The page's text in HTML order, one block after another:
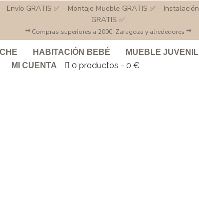
– Envío GRATIS ✅ – Montaje Mueble GRATIS ✅ –
GRATIS ✅
** Compras superiores a 200€. Zaragoza y alrededores **
HABITACIÓN BEBÉ MUEBLE JUVENIL
MI CUENTA
0 productos 0 €